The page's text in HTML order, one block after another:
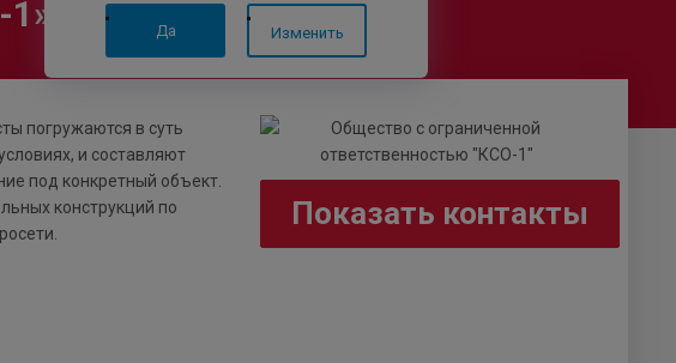
Да Изменить
Показать контакты
погружаются в суть
и составляют
под конкретный объект.
конструкций по